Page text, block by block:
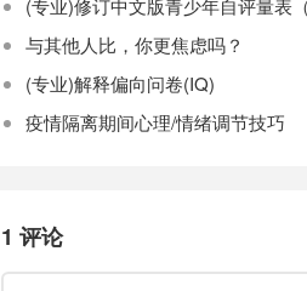
(专业)修订中文版青少年自评量表
与其他人比，你更焦虑吗？
(专业)解释偏向问卷(IQ)
疫情隔离期间心理/情绪调节技巧
1 评论